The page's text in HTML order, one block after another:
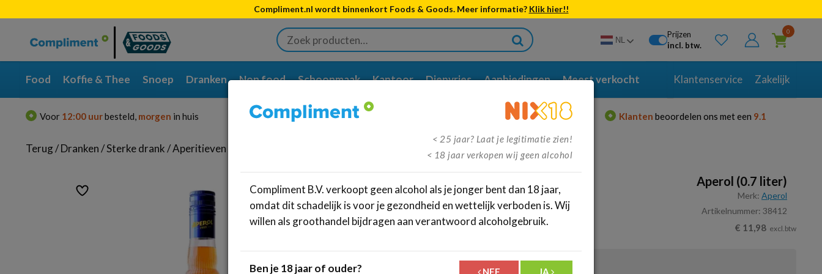
Compliment.nl wordt binnenkort Foods & Goods. Meer informatie? Klik hier!!
Zoeken
naar:
Categorieën
Merken
NL
Prijzen
incl. btw.
0
Food Koffie & Thee Snoep Dranken Non food Schoonmaak Kantoor Diepvries Aanbiedingen Meest verkocht Klantenservice Zakelijk
Voor 12:00 uurbesteld, morgen in huis Gratis verzenden vanaf €95,- klanten gingen je voor Klanten beoordelen ons met een 9.1
Terug/Dranken/Sterke drank/Aperitieven
Aperol (0.7 liter)
Merk: Aperol
Artikelnummer: 38412
€ 11,98 excl.btw
Kies je hoeveelheid
< 25 jaar? Laat je legitimatie zien!
< 18 jaar verkopen wij geen alcohol
Compliment B.V. verkoopt geen alcohol als je jonger bent dan 18 jaar,
omdat dit schadelijk is voor je gezondheid en wettelijk verboden is. Wij
willen als groothandel bijdragen aan verantwoord alcoholgebruik.
Ben je 18 jaar of ouder? NEE JA